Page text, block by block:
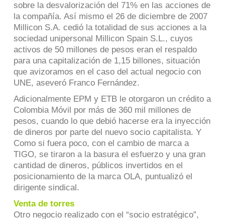
sobre la desvalorización del 71% en las acciones de
la compañía. Así mismo el 26 de diciembre de 2007
Millicon S.A. cedió la totalidad de sus acciones a la
sociedad unipersonal Millicon Spain S.L., cuyos
activos de 50 millones de pesos eran el respaldo
para una capitalización de 1,15 billones, situación
que avizoramos en el caso del actual negocio con
UNE, aseveró Franco Fernández.
Adicionalmente EPM y ETB le otorgaron un crédito a
Colombia Móvil por más de 360 mil millones de
pesos, cuando lo que debió hacerse era la inyección
de dineros por parte del nuevo socio capitalista. Y
Como si fuera poco, con el cambio de marca a
TIGO, se tiraron a la basura el esfuerzo y una gran
cantidad de dineros, públicos invertidos en el
posicionamiento de la marca OLA, puntualizó el
dirigente sindical.
Venta de torres
Otro negocio realizado con el “socio estratégico”,